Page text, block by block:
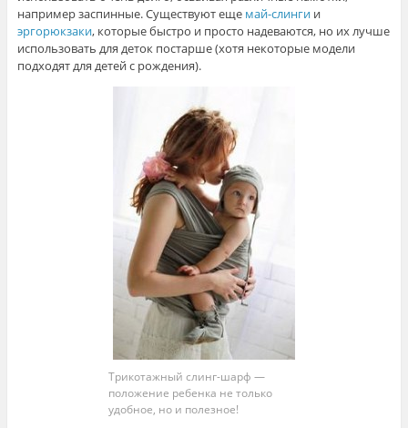
например заспинные. Существуют еще май-слингии
эргорюкзаки, которые быстро и просто надеваются, но их лучше
использовать для деток постарше (хотя некоторые модели
подходят для детей с рождения).
Трикотажный слинг-шарф —
положение ребенка не только
удобное, но и полезное!